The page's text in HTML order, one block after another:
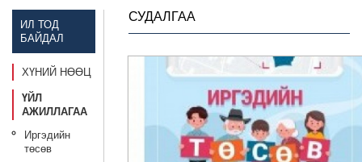
ИЛ ТОД
БАЙДАЛ
ХҮНИЙ НӨӨЦ
ҮЙЛ
АЖИЛЛАГАА
Иргэдийн
төсөв
СУДАЛГАА